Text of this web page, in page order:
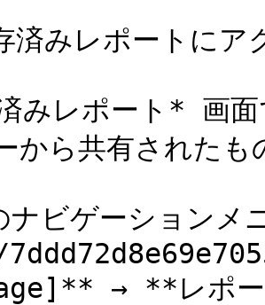
済みレポートにア
みレポート* 画面
から共有された
ビゲーション
→ **レポ